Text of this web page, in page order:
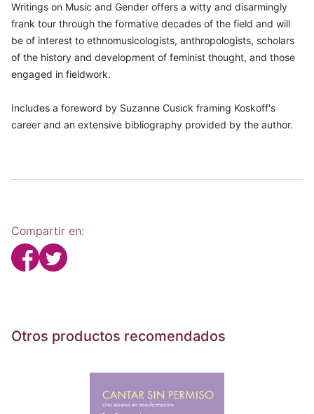
Writings on Music and Gender offers a witty and disarmingly
frank tour through the formative decades of the field and will
be of interest to ethnomusicologists, anthropologists, scholars
of the history and development of feminist thought, and those
engaged in fieldwork.
Includes a foreword by Suzanne Cusick framing Koskoff's
career and an extensive bibliography provided by the author.
Compartir en:
Otros productos recomendados